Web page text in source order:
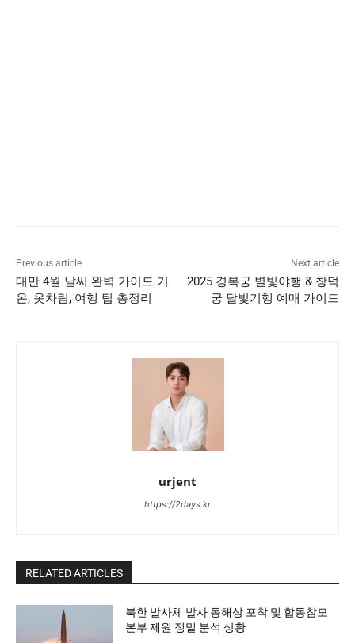
Previous article
대만 4월 날씨 완벽 가이드 기
온, 옷차림, 여행 팁 총정리
Next article
2025 경복궁 별빛야행 & 창덕
궁 달빛기행 예매 가이드
urjent
https://2days.kr
RELATED ARTICLES
북한 발사체 발사 동해상 포착 및 합동참모
본부 제원 정밀 분석 상황